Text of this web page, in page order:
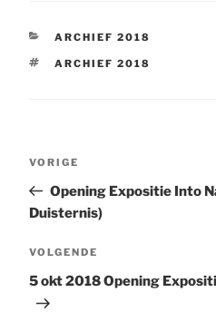
CATEGORIEËN
ARCHIEF 2018
TAGS
ARCHIEF 2018
Vorig
bericht
VORIGE
Opening Expositie Into
Duisternis)
Volgend
bericht
VOLGENDE
5 okt 2018 Opening